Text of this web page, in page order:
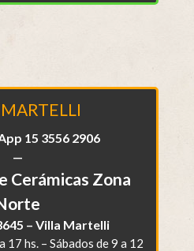
15 3556 2906
—
Cerámicas Zona
– Villa Martelli
17 hs. – Sábados de 9 a 12